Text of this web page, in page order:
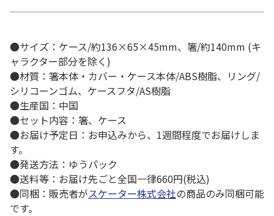
●サイズ：ケース/約136×65×45mm、箸/約140mm (キ
ャラクター部分を除く)
●材質：箸本体・カバー・ケース本体/ABS樹脂、リング/
シリコーンゴム、ケースフタ/AS樹脂
●生産国：中国
●セット内容：箸、ケース
●お届け予定日：お申込みから、1週間程度でお届けしま
す。
●発送方法：ゆうパック
●送料等：お届け先ごと全国一律660円(税込)
●同梱：販売者がスケーター株式会社の商品のみ同梱可能
です。